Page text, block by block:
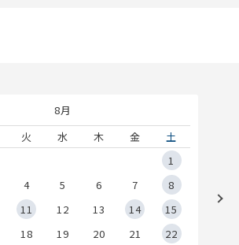
8月
火 水 木 金
土
1
4 5 6 7
8
11 12 13 14
15
18 19 20 21
22